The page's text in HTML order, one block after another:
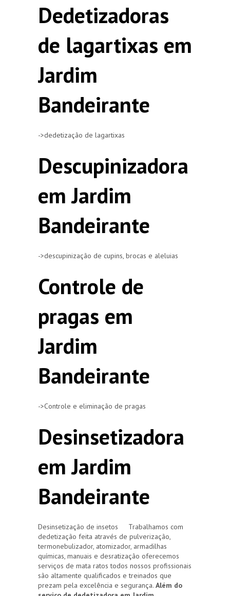
Dedetizadoras
de lagartixas em
Jardim
Bandeirante
->dedetização de lagartixas
Descupinizadora
em Jardim
Bandeirante
->descupinização de cupins, brocas e aleluias
Controle de
pragas em
Jardim
Bandeirante
->Controle e eliminação de pragas
Desinsetizadora
em Jardim
Bandeirante
Desinsetização de insetos Trabalhamos com
dedetização feita através de pulverização,
termonebulizador, atomizador, armadilhas
químicas, manuais e desratização oferecemos
serviços de mata ratos todos nossos profissionais
são altamente qualificados e treinados que
prezam pela excelência e segurança. Além do